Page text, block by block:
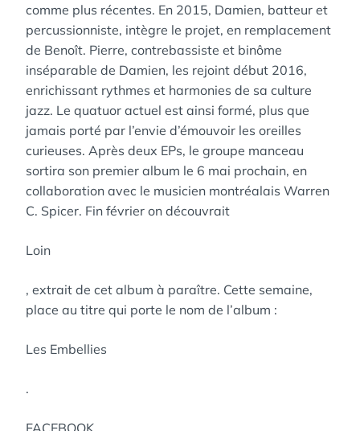
comme plus récentes. En 2015, Damien, batteur et
percussionniste, intègre le projet, en remplacement
de Benoît. Pierre, contrebassiste et binôme
inséparable de Damien, les rejoint début 2016,
enrichissant rythmes et harmonies de sa culture
jazz. Le quatuor actuel est ainsi formé, plus que
jamais porté par l’envie d’émouvoir les oreilles
curieuses. Après deux EPs, le groupe manceau
sortira son premier album le 6 mai prochain, en
collaboration avec le musicien montréalais Warren
C. Spicer. Fin février on découvrait
Loin
, extrait de cet album à paraître. Cette semaine,
place au titre qui porte le nom de l’album :
Les Embellies
.
FACEBOOK